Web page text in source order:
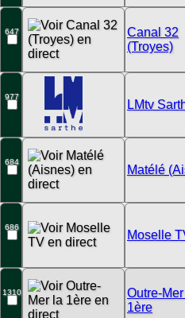
647
Canal 32
(Troyes)
977
LMtv
684
Matélé
686
Moselle
1310
Outre-
1ère